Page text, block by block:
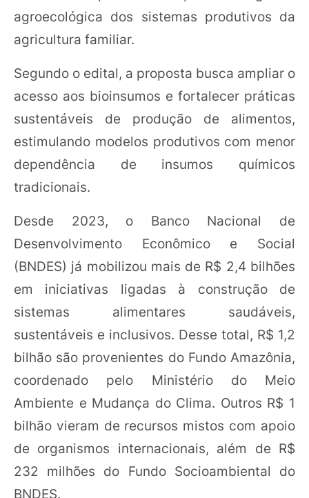
agroecológica dos sistemas produtivos da
agricultura familiar.
Segundo o edital, a proposta busca ampliar o
acesso aos bioinsumos e fortalecer práticas
sustentáveis de produção de alimentos,
estimulando modelos produtivos com menor
dependência de insumos químicos
tradicionais.
Desde 2023, o Banco Nacional de
Desenvolvimento Econômico e Social
(BNDES) já mobilizou mais de R$ 2,4 bilhões
em iniciativas ligadas à construção de
sistemas alimentares saudáveis,
sustentáveis e inclusivos. Desse total, R$ 1,2
bilhão são provenientes do Fundo Amazônia,
coordenado pelo Ministério do Meio
Ambiente e Mudança do Clima. Outros R$ 1
bilhão vieram de recursos mistos com apoio
de organismos internacionais, além de R$
232 milhões do Fundo Socioambiental do
BNDES.